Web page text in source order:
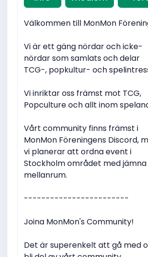
Välkommen till MonMon
Vi är ett gäng nördar och icke-
nördar som samlats och delar
TCG-, popkultur- och
Vi inriktar oss främst mot TCG,
Popculture och allt inom
Vårt community finns främst i
MonMon Föreningens Discord,
vi planerar att ordna event i
Stockholm området med jämna
mellanrum.
------------------------
Joina MonMon's Community!
Det är superenkelt att gå med